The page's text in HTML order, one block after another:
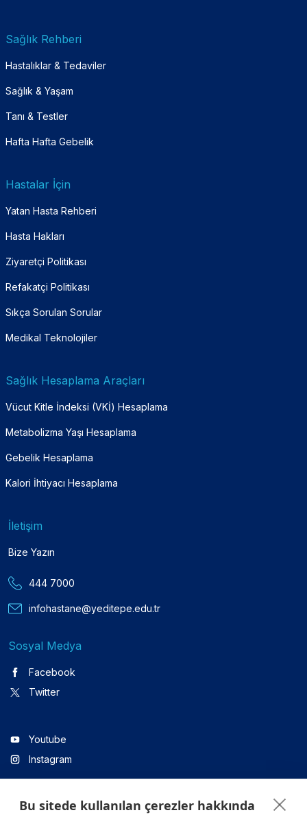
Sağlık Rehberi
Hastalıklar & Tedaviler
Sağlık & Yaşam
Tanı & Testler
Hafta Hafta Gebelik
Hastalar İçin
Yatan Hasta Rehberi
Hasta Hakları
Ziyaretçi Politikası
Refakatçi Politikası
Sıkça Sorulan Sorular
Medikal Teknolojiler
Sağlık Hesaplama Araçları
Vücut Kitle İndeksi (VKİ) Hesaplama
Metabolizma Yaşı Hesaplama
Gebelik Hesaplama
Kalori İhtiyacı Hesaplama
İletişim
Bize Yazın
444 7000
infohastane@yeditepe.edu.tr
Sosyal Medya
Facebook
Twitter
Youtube
Instagram
Linkedin
Bu sitede kullanılan çerezler hakkında